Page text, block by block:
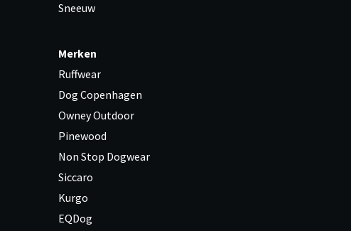
Sneeuw
Merken
Ruffwear
Dog Copenhagen
Owney Outdoor
Pinewood
Non Stop Dogwear
Siccaro
Kurgo
EQDog